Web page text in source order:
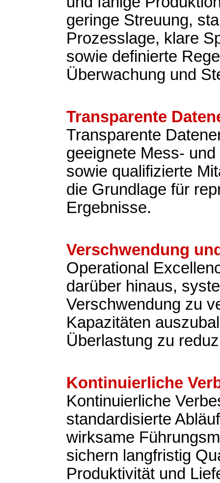
geringe Streuung,
Prozesslage, klare
sowie definierte
Überwachung und
Transparente
Transparente
geeignete Mess-
sowie qualifizierte
die Grundlage für
Ergebnisse.
Verschwendung
Operational
darüber hinaus,
Verschwendung zu
Kapazitäten
Überlastung zu
Kontinuierliche
Kontinuierliche
standardisierte
wirksame
sichern langfristig
Produktivität und